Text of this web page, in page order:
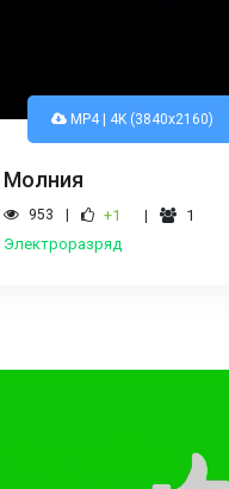
MP4 | 4K (3840x2160)
Молния
953 +1
1
Электроразряд